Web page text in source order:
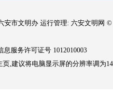
安市文明办 运行管理: 六安文明网
息服务许可证号 1012010003
,建议将电脑显示屏的分辨率调为